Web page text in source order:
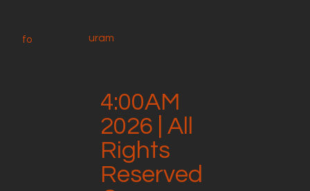
4:00AM
2026 | All
Rights
Reserved
fo uram